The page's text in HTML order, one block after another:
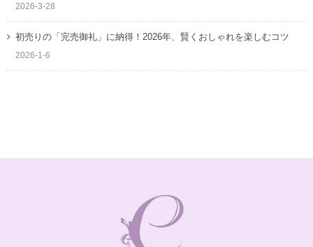
2026-3-28
初売りの「完売御礼」に納得！2026年、賢くおしゃれを楽しむコツ
2026-1-6